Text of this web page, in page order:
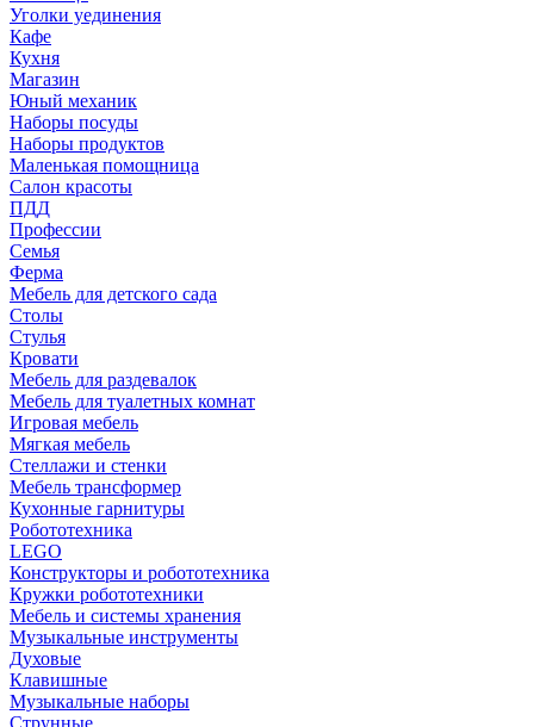
Уголки уединения
Кафе
Кухня
Магазин
Юный механик
Наборы посуды
Наборы продуктов
Маленькая помощница
Салон красоты
ПДД
Профессии
Семья
Ферма
Мебель для детского сада
Столы
Cтулья
Кровати
Мебель для раздевалок
Мебель для туалетных комнат
Игровая мебель
Мягкая мебель
Стеллажи и стенки
Мебель трансформер
Кухонные гарнитуры
Робототехника
LEGO
Конструкторы и робототехника
Кружки робототехники
Мебель и системы хранения
Музыкальные инструменты
Духовые
Клавишные
Музыкальные наборы
Струнные